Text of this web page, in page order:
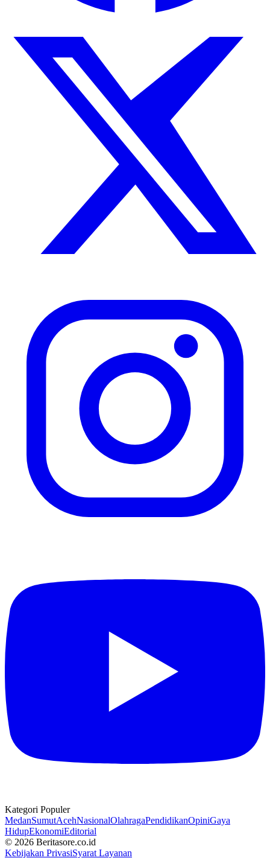
Kategori Populer
MedanSumutAcehNasionalOlahragaPendidikanOpiniGaya
HidupEkonomiEditorial
© 2026 Beritasore.co.id
Kebijakan PrivasiSyarat Layanan